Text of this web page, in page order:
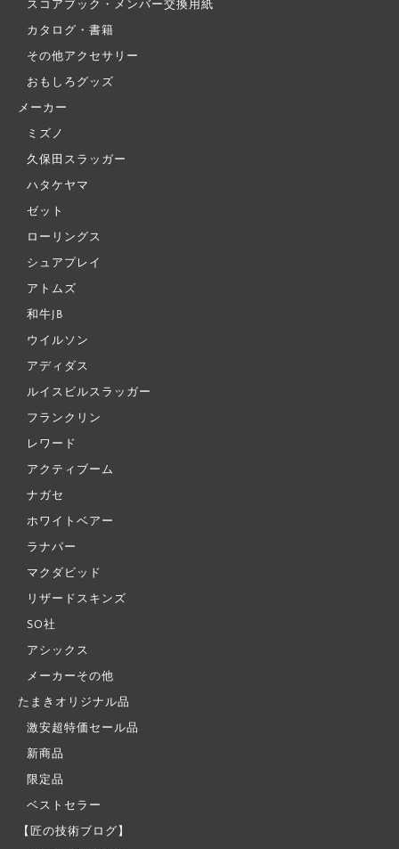
スコアブック・メンバー交換用紙
カタログ・書籍
その他アクセサリー
おもしろグッズ
メーカー
ミズノ
久保田スラッガー
ハタケヤマ
ゼット
ローリングス
シュアプレイ
アトムズ
和牛JB
ウイルソン
アディダス
ルイスビルスラッガー
フランクリン
レワード
アクティブーム
ナガセ
ホワイトベアー
ラナパー
マクダビッド
リザードスキンズ
SO社
アシックス
メーカーその他
たまきオリジナル品
激安超特価セール品
新商品
限定品
ベストセラー
【匠の技術ブログ】